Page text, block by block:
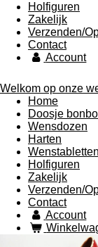
Holfiguren
Zakelijk
Verzenden/
Contact
Account
Welkom op onze
Home
Doosje
Wensdozen
Harten
Wenstabletten
Holfiguren
Zakelijk
Verzenden/
Contact
Account